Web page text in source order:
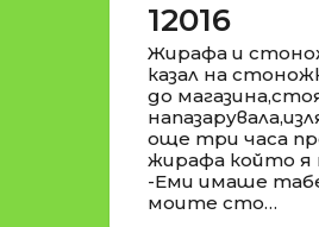
12016
Жирафа и
казал на
до
още три часа
жирафа който я
-Еми имаше
моите сто…